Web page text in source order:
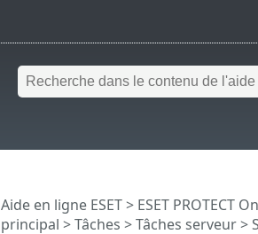
Aide en ligne ESET> ESET PROTECT
principal >Tâches >Tâches serveur>